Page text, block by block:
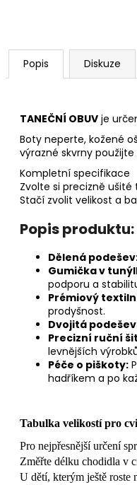
Popis Diskuze
TANEČNÍ OBUV je
Boty neperte, kožené
výrazné skvrny použijte
Kompletní specifikace
Zvolte si precizně
Stačí zvolit velikost a
Popis produktu:
Dělená
Gumička v
podporu a
Prémiový
prodyšnost.
Dvojitá
Precizní ruční
levnějších
Péče o piškoty:
hadříkem a po
Tabulka velikostí pro
Pro nejpřesnější určení
Změřte délku chodidla v
U dětí, kterým ještě roste